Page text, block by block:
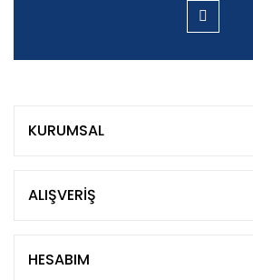
KURUMSAL
ALIŞVERİŞ
HESABIM